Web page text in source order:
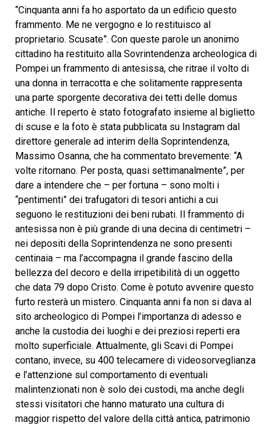
“Cinquanta anni fa ho asportato da un edificio questo
frammento. Me ne vergogno e lo restituisco al
proprietario. Scusate”. Con queste parole un anonimo
cittadino ha restituito alla Sovrintendenza archeologica di
Pompei un frammento di antesissa, che ritrae il volto di
una donna in terracotta e che solitamente rappresenta
una parte sporgente decorativa dei tetti delle domus
antiche. Il reperto è stato fotografato insieme al biglietto
di scuse e la foto è stata pubblicata su Instagram dal
direttore generale ad interim della Soprintendenza,
Massimo Osanna, che ha commentato brevemente: “A
volte ritornano. Per posta, quasi settimanalmente”, per
dare a intendere che – per fortuna – sono molti i
“pentimenti” dei trafugatori di tesori antichi a cui
seguono le restituzioni dei beni rubati. Il frammento di
antesissa non è più grande di una decina di centimetri –
nei depositi della Soprintendenza ne sono presenti
centinaia – ma l’accompagna il grande fascino della
bellezza del decoro e della irripetibilità di un oggetto
che data 79 dopo Cristo. Come è potuto avvenire questo
furto resterà un mistero. Cinquanta anni fa non si dava al
sito archeologico di Pompei l’importanza di adesso e
anche la custodia dei luoghi e dei preziosi reperti era
molto superficiale. Attualmente, gli Scavi di Pompei
contano, invece, su 400 telecamere di videosorveglianza
e l’attenzione sul comportamento di eventuali
malintenzionati non è solo dei custodi, ma anche degli
stessi visitatori che hanno maturato una cultura di
maggior rispetto del valore della città antica, patrimonio